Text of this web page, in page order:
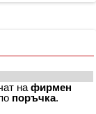
нафирмен
поръчка.